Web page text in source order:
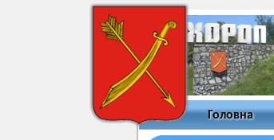
Головна